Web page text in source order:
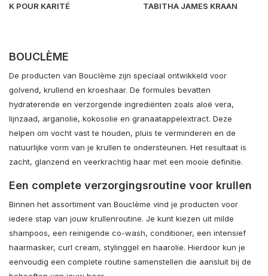
K POUR KARITÉ TABITHA JAMES KRAAN
BOUCLÈME
De producten van Bouclème zijn speciaal ontwikkeld voor
golvend, krullend en kroeshaar. De formules bevatten
hydraterende en verzorgende ingrediënten zoals aloë vera,
lijnzaad, arganolie, kokosolie en granaatappelextract. Deze
helpen om vocht vast te houden, pluis te verminderen en de
natuurlijke vorm van je krullen te ondersteunen. Het resultaat is
zacht, glanzend en veerkrachtig haar met een mooie definitie.
Een complete verzorgingsroutine voor krullen
Binnen het assortiment van Bouclème vind je producten voor
iedere stap van jouw krullenroutine. Je kunt kiezen uit milde
shampoos, een reinigende co-wash, conditioner, een intensief
haarmasker, curl cream, stylinggel en haarolie. Hierdoor kun je
eenvoudig een complete routine samenstellen die aansluit bij de